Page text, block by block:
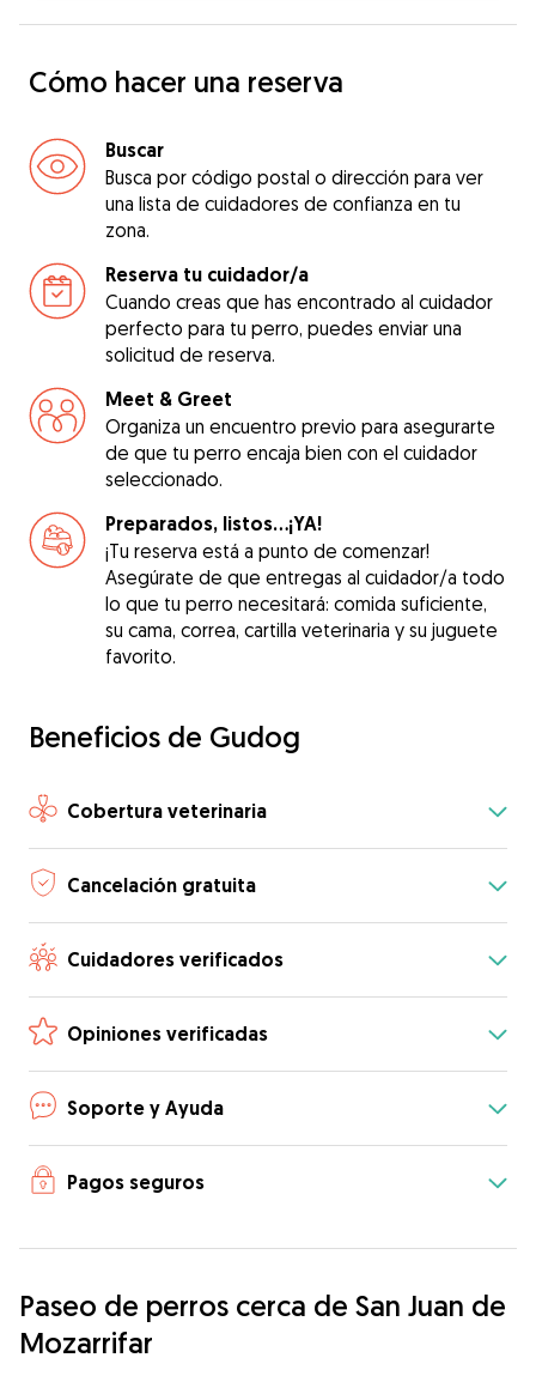
Cómo hacer una reserva
Buscar
Busca por código postal o dirección para ver
una lista de cuidadores de confianza en tu
zona.
Reserva tu cuidador/a
Cuando creas que has encontrado al cuidador
perfecto para tu perro, puedes enviar una
solicitud de reserva.
Meet & Greet
Organiza un encuentro previo para asegurarte
de que tu perro encaja bien con el cuidador
seleccionado.
Preparados, listos...¡YA!
¡Tu reserva está a punto de comenzar!
Asegúrate de que entregas al cuidador/a todo
lo que tu perro necesitará: comida suficiente,
su cama, correa, cartilla veterinaria y su juguete
favorito.
Beneficios de Gudog
Cobertura veterinaria
Cancelación gratuita
Cuidadores verificados
Opiniones verificadas
Soporte y Ayuda
Pagos seguros
Paseo de perros cerca de San Juan de
Mozarrifar